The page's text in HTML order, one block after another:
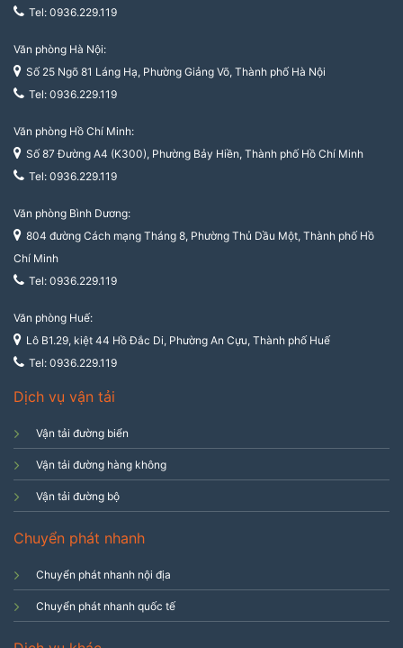
Tel: 0936.229.119
Văn phòng Hà Nội:
Số 25 Ngõ 81 Láng Hạ, Phường Giảng Võ, Thành phố Hà Nội
Tel: 0936.229.119
Văn phòng Hồ Chí Minh:
Số 87 Đường A4 (K300), Phường Bảy Hiền, Thành phố Hồ Chí Minh
Tel: 0936.229.119
Văn phòng Bình Dương:
804 đường Cách mạng Tháng 8, Phường Thủ Dầu Một, Thành phố Hồ
Chí Minh
Tel: 0936.229.119
Văn phòng Huế:
Lô B1.29, kiệt 44 Hồ Đắc Di, Phường An Cựu, Thành phố Huế
Tel: 0936.229.119
Dịch vụ vận tải
Vận tải đường biển
Vận tải đường hàng không
Vận tải đường bộ
Chuyển phát nhanh
Chuyển phát nhanh nội địa
Chuyển phát nhanh quốc tế